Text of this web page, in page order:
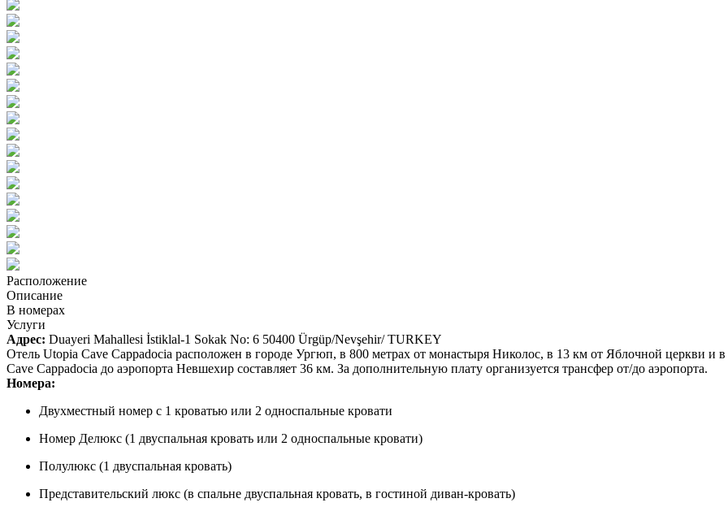
Расположение
Описание
В номерах
Услуги
Адрес: Duayeri Mahallesi İstiklal-1 Sokak No: 6 50400 Ürgüp/Nevşehir/ TURKEY
Отель Utopia Cave Cappadocia расположен в городе Ургюп, в 800 метрах от монастыря Николос, в 13 км от Яблочной церкви и
Cave Cappadocia до аэропорта Невшехир составляет 36 км. За дополнительную плату организуется трансфер от/до аэропорта.
Номера:
Двухместный номер с 1 кроватью или 2 односпальные кровати
Номер Делюкс (1 двуспальная кровать или 2 односпальные кровати)
Полулюкс (1 двуспальная кровать)
Представительский люкс (в спальне двуспальная кровать, в гостиной диван-кровать)